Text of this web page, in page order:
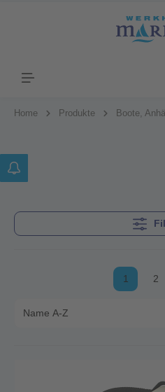
Home Produkte Boote,
1 2